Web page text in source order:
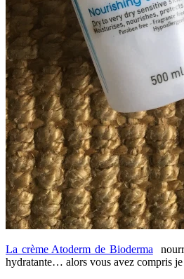
La crème Atoderm de Bioderma
hydratante… alors vous avez compris